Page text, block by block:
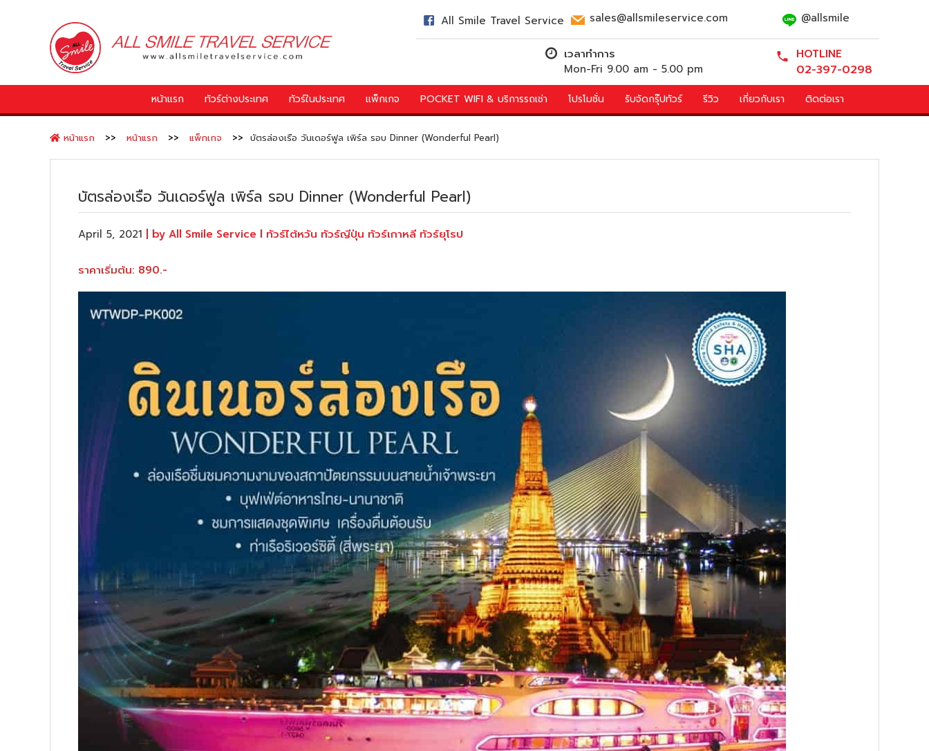
All Smile Travel Service sales@allsmileservice.com @allsmile
เวลาทำการ
Mon-Fri 9.00 am - 5.00 pm
HOTLINE
02-397-0298
หน้าแรก ทัวร์ต่างประเทศ ทัวร์ในประเทศ แพ็กเกจ POCKET WIFI & บริการรถเช่า โปรโมชั่น รับจัดกรุ๊ปทัวร์ รีวิว เกี่ยวกับเรา ติดต่อเรา
หน้าแรก หน้าแรก แพ็กเกจ บัตรล่องเรือ วันเดอร์ฟูล เพิร์ล รอบ Dinner (Wonderful Pearl)
บัตรล่องเรือ วันเดอร์ฟูล เพิร์ล รอบ Dinner (Wonderful Pearl)
April 5, 2021 | by All Smile Service l ทัวร์ไต้หวัน ทัวร์ญีปุ่น ทัวร์เกาหลี ทัวร์ยุโรป
ราคาเริ่มต้น: 890.-